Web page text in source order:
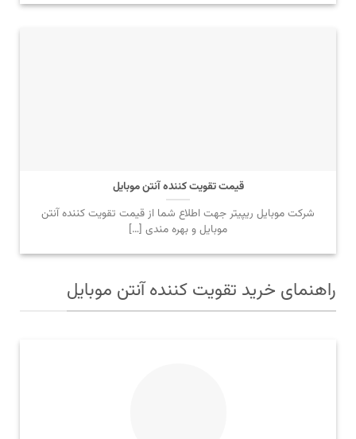
قیمت تقویت کننده آنتن موبایل
شرکت موبایل ریپیتر جهت اطلاع شما از قیمت تقویت کننده آنتن
موبایل و بهره مندی […]
راهنمای خرید تقویت کننده آنتن موبایل